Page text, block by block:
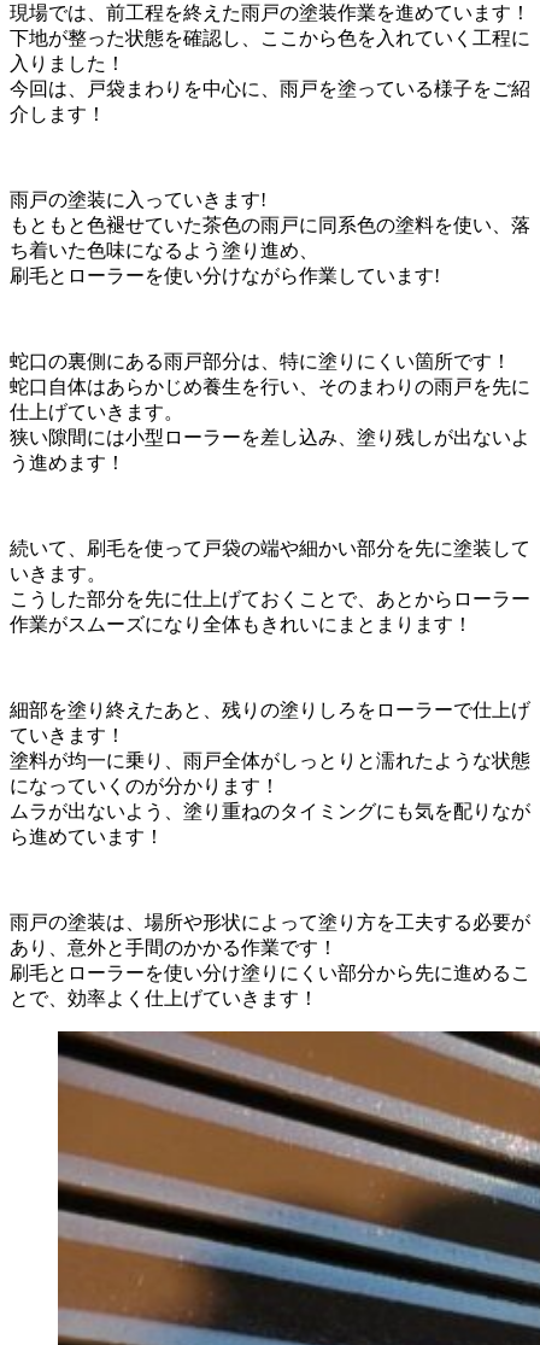
現場では、前工程を終えた雨戸の塗装作業を進めています！
下地が整った状態を確認し、ここから色を入れていく工程に
入りました！
今回は、戸袋まわりを中心に、雨戸を塗っている様子をご紹
介します！
雨戸の塗装に入っていきます!
もともと色褪せていた茶色の雨戸に同系色の塗料を使い、落
ち着いた色味になるよう塗り進め、
刷毛とローラーを使い分けながら作業しています!
蛇口の裏側にある雨戸部分は、特に塗りにくい箇所です！
蛇口自体はあらかじめ養生を行い、そのまわりの雨戸を先に
仕上げていきます。
狭い隙間には小型ローラーを差し込み、塗り残しが出ないよ
う進めます！
続いて、刷毛を使って戸袋の端や細かい部分を先に塗装して
いきます。
こうした部分を先に仕上げておくことで、あとからローラー
作業がスムーズになり全体もきれいにまとまります！
細部を塗り終えたあと、残りの塗りしろをローラーで仕上げ
ていきます！
塗料が均一に乗り、雨戸全体がしっとりと濡れたような状態
になっていくのが分かります！
ムラが出ないよう、塗り重ねのタイミングにも気を配りなが
ら進めています！
雨戸の塗装は、場所や形状によって塗り方を工夫する必要が
あり、意外と手間のかかる作業です！
刷毛とローラーを使い分け塗りにくい部分から先に進めるこ
とで、効率よく仕上げていきます！